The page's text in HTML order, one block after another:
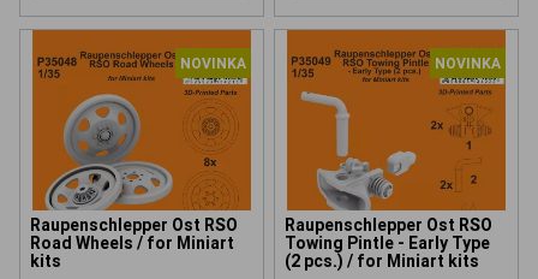
NOVINKA
Raupenschlepper Ost RSO
Road Wheels / for Miniart
kits
NOVINKA
Raupenschlepper Ost RSO
Towing Pintle - Early Type
(2 pcs.) / for Miniart kits